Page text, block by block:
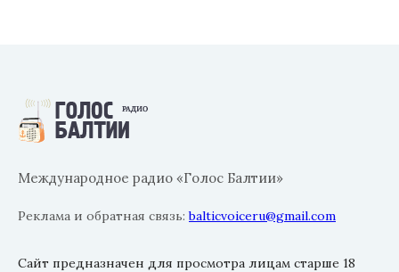
Международное радио «Голос Балтии»
Реклама и обратная связь:balticvoiceru@gmail.com
Сайт предназначен для просмотра лицам старше 18